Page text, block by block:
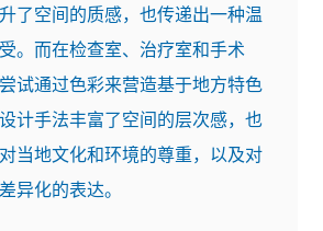
了空间的质感，也传递出一种温
。而在检查室、治疗室和手术
试通过色彩来营造基于地方特色
计手法丰富了空间的层次感，也
当地文化和环境的尊重，以及对
异化的表达。